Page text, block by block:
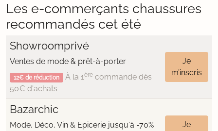
Les e-commerçants chaussures
recommandés cet été
Showroomprivé
Ventes de mode & prêt-à-porter
12€ de réduction À la 1èrecommande dès
50€ d'achats
Je
m’inscris
Bazarchic
Mode, Déco, Vin & Epicerie jusqu'à -70%
Je